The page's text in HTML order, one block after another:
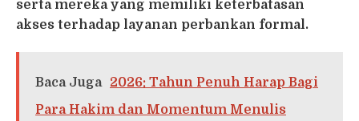
serta mereka yang memiliki keterbatasan
akses terhadap layanan perbankan formal.
Baca Juga
2026: Tahun Penuh Harap Bagi
Para Hakim dan Momentum Menulis